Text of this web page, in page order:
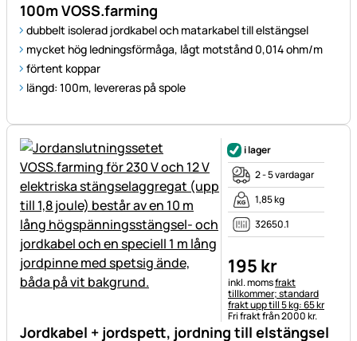
100m VOSS.farming
dubbelt isolerad jordkabel och matarkabel till elstängsel
mycket hög ledningsförmåga, lågt motstånd 0,014 ohm/m
förtent koppar
längd: 100m, levereras på spole
Jordkabel + jordspett, jordning till elstängsel
i lager
2 - 5 vardagar
1,85 kg
32650.1
195 kr
Skatteinformation:
inkl. momsfrakt
tillkommer; standard
frakt upp till 5 kg: 65 kr
Fri frakt från 2000 kr.